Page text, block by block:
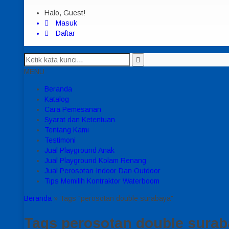
Halo, Guest!
Masuk
Daftar
MENU
Beranda
Katalog
Cara Pemesanan
Syarat dan Ketentuan
Tentang Kami
Testimoni
Jual Playground Anak
Jual Playground Kolam Renang
Jual Perosotan Indoor Dan Outdoor
Tips Memilih Kontraktor Waterboom
Beranda » Tags "perosotan double surabaya"
Tags perosotan double